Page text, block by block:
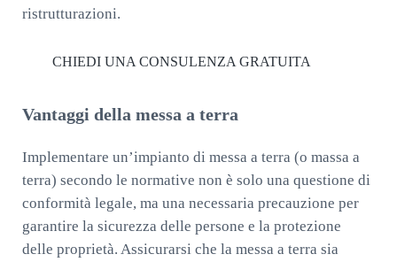
ristrutturazioni.
CHIEDI UNA CONSULENZA GRATUITA
Vantaggi della messa a terra
Implementare un’impianto di messa a terra (o massa a
terra) secondo le normative non è solo una questione di
conformità legale, ma una necessaria precauzione per
garantire la sicurezza delle persone e la protezione
delle proprietà. Assicurarsi che la messa a terra sia